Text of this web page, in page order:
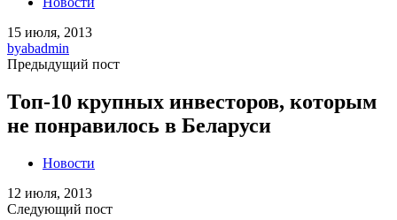
15 июля, 2013
byabadmin
Предыдущий пост
Топ-10 крупных инвесторов, которым
не понравилось в Беларуси
Новости
12 июля, 2013
Следующий пост